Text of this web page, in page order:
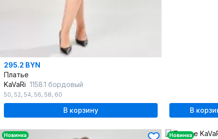
295.2 BYN
Платье
KaVaRi 1158.1 бордовый
50, 52, 54, 56, 58, 60
В корзину В
Новинка Новинка